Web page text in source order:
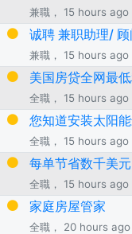
兼職， 15 hours ago
诚聘 兼职助理/ 顾
兼職， 15 hours ago
美国房贷全网最
全職， 15 hours ago
您知道安装太阳
全職， 15 hours ago
每单节省数千美
全職， 15 hours ago
家庭房屋管家
全職， 20 hours ago